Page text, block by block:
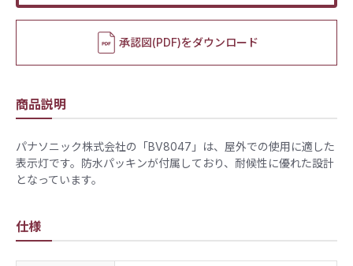
承認図(PDF)をダウンロード
商品説明
パナソニック株式会社の「BV8047」は、屋外での使用に適した
表示灯です。​防水パッキンが付属しており、耐候性に優れた設計
となっています。
仕様